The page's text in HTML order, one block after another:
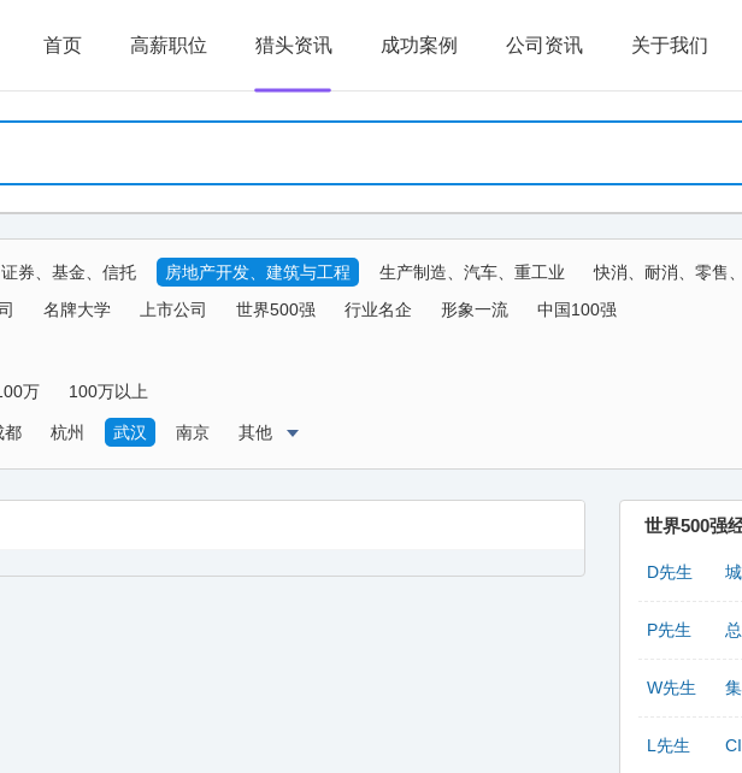
首页 高薪职位 猎头资讯 成功案例 公司资讯 关于我们
券、基金、信托 房地产开发、建筑与工程 生产制造、汽车、重工业
快消、耐消、零售
物、器械
传媒、公关、广告、娱乐 物流、运输、仓储、交通
教育、培训、艺术
名牌大学 上市公司 世界500强 行业名企 形象一流 中国100强
万 100万以上
都 杭州 武汉 南京 其他
世界500强
D先生
P先生
W先生
L先生